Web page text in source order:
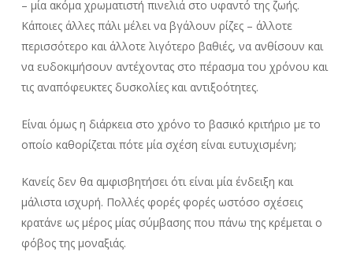
– μία ακόμα χρωματιστή πινελιά στο υφαντό της ζωής.
Κάποιες άλλες πάλι μέλει να βγάλουν ρίζες – άλλοτε
περισσότερο και άλλοτε λιγότερο βαθιές, να ανθίσουν και
να ευδοκιμήσουν αντέχοντας στο πέρασμα του χρόνου και
τις αναπόφευκτες δυσκολίες και αντιξοότητες.
Είναι όμως η διάρκεια στο χρόνο το βασικό κριτήριο με το
οποίο καθορίζεται πότε μία σχέση είναι ευτυχισμένη;
Κανείς δεν θα αμφισβητήσει ότι είναι μία ένδειξη και
μάλιστα ισχυρή. Πολλές φορές φορές ωστόσο σχέσεις
κρατάνε ως μέρος μίας σύμβασης που πάνω της κρέμεται ο
φόβος της μοναξιάς.